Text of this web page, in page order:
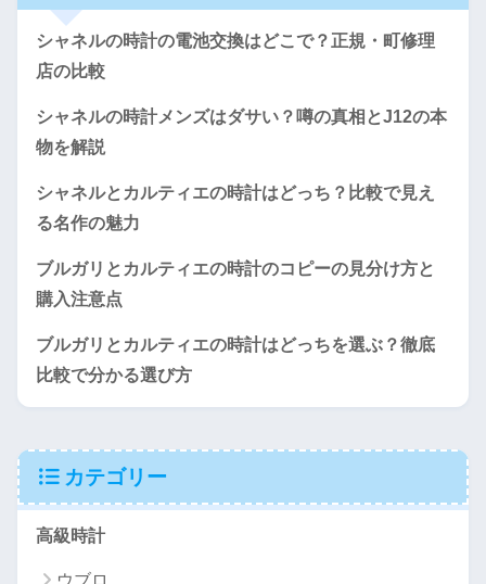
シャネルの時計の電池交換はどこで？正規・町修理
店の比較
シャネルの時計メンズはダサい？噂の真相とJ12の本
物を解説
シャネルとカルティエの時計はどっち？比較で見え
る名作の魅力
ブルガリとカルティエの時計のコピーの見分け方と
購入注意点
ブルガリとカルティエの時計はどっちを選ぶ？徹底
比較で分かる選び方
カテゴリー
高級時計